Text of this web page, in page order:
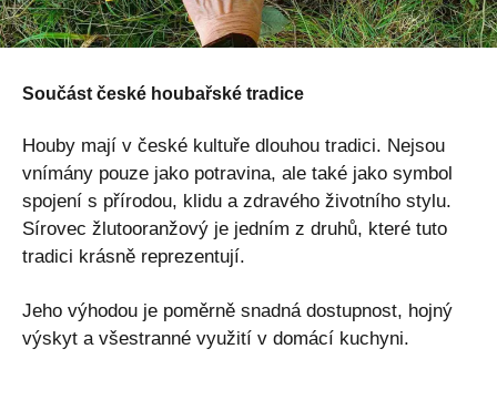
Součást české houbařské tradice
Houby mají v české kultuře dlouhou tradici. Nejsou
vnímány pouze jako potravina, ale také jako symbol
spojení s přírodou, klidu a zdravého životního stylu.
Sírovec žlutooranžový je jedním z druhů, které tuto
tradici krásně reprezentují.
Jeho výhodou je poměrně snadná dostupnost, hojný
výskyt a všestranné využití v domácí kuchyni.